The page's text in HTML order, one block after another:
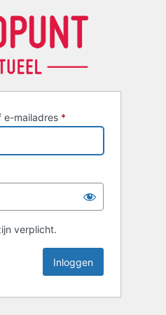
e-mailadres *
verplicht.